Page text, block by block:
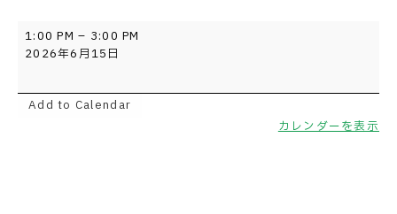
ス
ポ
講
1:00 PM – 3:00 PM
2026年6月15日
Add to Calendar
カレンダーを表示